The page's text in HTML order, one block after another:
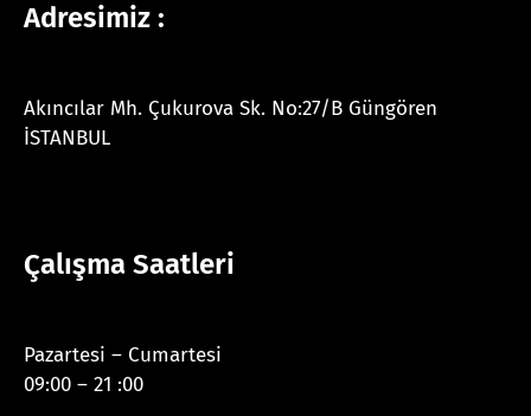
Adresimiz :
Akıncılar Mh. Çukurova Sk. No:27/B Güngören
İSTANBUL
Çalışma Saatleri
Pazartesi – Cumartesi
09:00 – 21 :00